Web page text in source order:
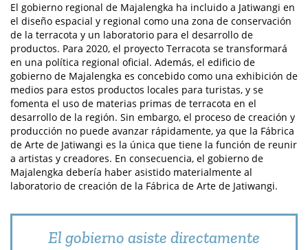
El gobierno regional de Majalengka ha incluido a Jatiwangi en
el diseño espacial y regional como una zona de conservación
de la terracota y un laboratorio para el desarrollo de
productos. Para 2020, el proyecto Terracota se transformará
en una política regional oficial. Además, el edificio de
gobierno de Majalengka es concebido como una exhibición de
medios para estos productos locales para turistas, y se
fomenta el uso de materias primas de terracota en el
desarrollo de la región. Sin embargo, el proceso de creación y
producción no puede avanzar rápidamente, ya que la Fábrica
de Arte de Jatiwangi es la única que tiene la función de reunir
a artistas y creadores. En consecuencia, el gobierno de
Majalengka debería haber asistido materialmente al
laboratorio de creación de la Fábrica de Arte de Jatiwangi.
El gobierno asiste directamente